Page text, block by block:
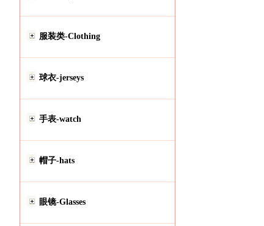
服装类-Clothing
球衣-jerseys
手表-watch
帽子-hats
眼镜-Glasses